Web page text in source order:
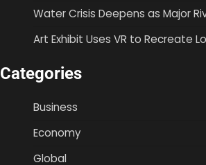
Water Crisis Deepens as Major
Art Exhibit Uses VR to Recreate
Categories
Business
Economy
Global